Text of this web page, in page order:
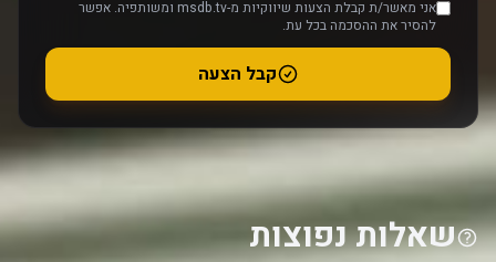
אני מאשר/ת קבלת הצעות שיווקיות מ-msdb.tv ומשותפיה. אפשר
להסיר את ההסכמה בכל עת.
קבל הצעה
שאלות נפוצות